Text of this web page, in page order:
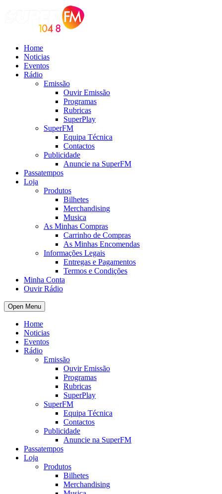
Home
Noticias
Eventos
Rádio
Emissão
Ouvir Emissão
Programas
Rubricas
SuperPlay
SuperFM
Equipa Técnica
Contactos
Publicidade
Anuncie na SuperFM
Passatempos
Loja
Produtos
Bilhetes
Merchandising
Musica
As Minhas Compras
Carrinho de Compras
As Minhas Encomendas
Informações Legais
Entregas e Pagamentos
Termos e Condições
Minha Conta
Ouvir Rádio
Open Menu
Home
Noticias
Eventos
Rádio
Emissão
Ouvir Emissão
Programas
Rubricas
SuperPlay
SuperFM
Equipa Técnica
Contactos
Publicidade
Anuncie na SuperFM
Passatempos
Loja
Produtos
Bilhetes
Merchandising